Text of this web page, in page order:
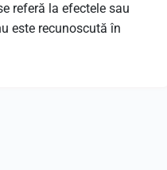
referă la efectele sau
este recunoscută în